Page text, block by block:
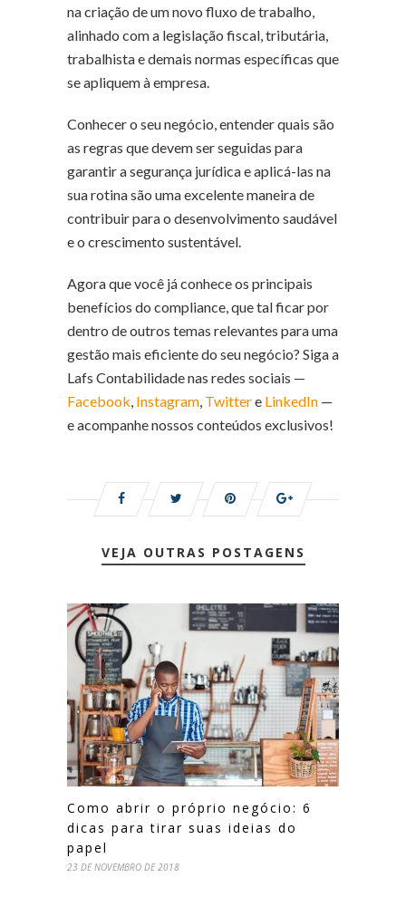
na criação de um novo fluxo de trabalho,
alinhado com a legislação fiscal, tributária,
trabalhista e demais normas específicas que
se apliquem à empresa.
Conhecer o seu negócio, entender quais são
as regras que devem ser seguidas para
garantir a segurança jurídica e aplicá-las na
sua rotina são uma excelente maneira de
contribuir para o desenvolvimento saudável
e o crescimento sustentável.
Agora que você já conhece os principais
benefícios do compliance, que tal ficar por
dentro de outros temas relevantes para uma
gestão mais eficiente do seu negócio? Siga a
Lafs Contabilidade nas redes sociais —
Facebook Instagram Twittere LinkedIn —
e acompanhe nossos conteúdos exclusivos!
VEJA OUTRAS POSTAGENS
Como abrir o próprio negócio: 6
dicas para tirar suas ideias do
papel
23 DE NOVEMBRO DE 2018